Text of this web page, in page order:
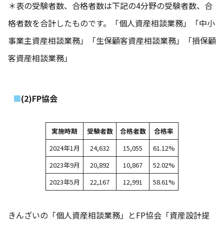
＊表の受験者数、合格者数は下記の4分野の受験者数、合
格者数を合計したものです。「個人資産相談業務」「中小
事業主資産相談業務」「生保顧客資産相談業務」「損保顧
客資産相談業務」
(2)FP協会
実施時期 受験者数 合格者数
合格率
2024年1月
24,632 15,055
61.12%
2023年9月
20,892 10,867
52.02%
2023年5月
22,167 12,991 58.61%
きんざいの「個人資産相談業務」とFP協会「資産設計提